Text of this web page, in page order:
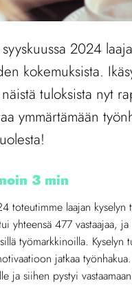
2024
kokemuksista.
tuloksista nyt
ymmärtämään
3 min
toteutimme laajan
yhteensä 477 vastaajaa,
työmarkkinoilla.
jatkaa
ja siihen pystyi